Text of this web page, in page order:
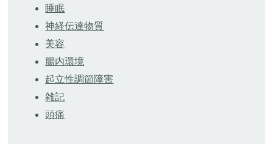
睡眠
神経伝達物質
美容
腸内環境
起立性調節障害
雑記
頭痛